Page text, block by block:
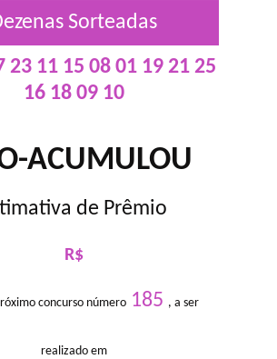
Sorteadas
23 11 15 08 01 19 21 25
16 18 09 10
ACUMULOU
de Prêmio
R$
concurso número185 , a ser
realizado em